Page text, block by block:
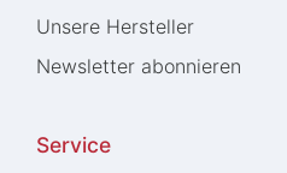
Unsere Hersteller
Newsletter abonnieren
Service